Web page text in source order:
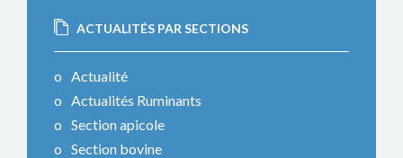
ACTUALITÉS PAR SECTIONS
Actualité
Actualités Ruminants
Section apicole
Section bovine